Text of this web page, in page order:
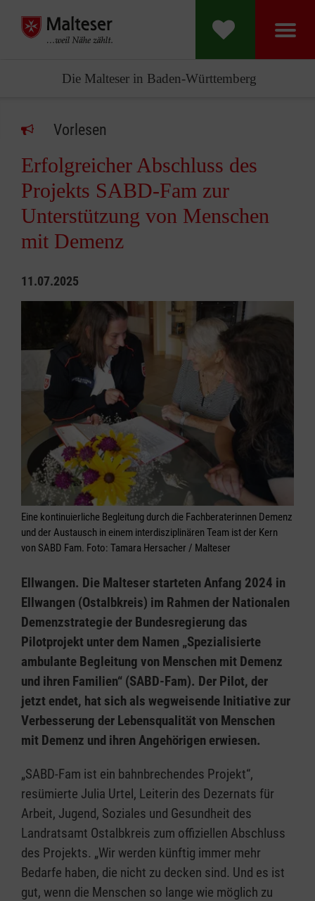
Die Malteser in Baden-Württemberg
Vorlesen
Erfolgreicher Abschluss des
Projekts SABD-Fam zur
Unterstützung von Menschen
mit Demenz
11.07.2025
Eine kontinuierliche Begleitung durch die Fachberaterinnen Demenz
und der Austausch in einem interdisziplinären Team ist der Kern
von SABD Fam. Foto: Tamara Hersacher / Malteser
Ellwangen. Die Malteser starteten Anfang 2024 in
Ellwangen (Ostalbkreis) im Rahmen der Nationalen
Demenzstrategie der Bundesregierung das
Pilotprojekt unter dem Namen „Spezialisierte
ambulante Begleitung von Menschen mit Demenz
und ihren Familien“ (SABD-Fam). Der Pilot, der
jetzt endet, hat sich als wegweisende Initiative zur
Verbesserung der Lebensqualität von Menschen
mit Demenz und ihren Angehörigen erwiesen.
„SABD-Fam ist ein bahnbrechendes Projekt“,
resümierte Julia Urtel, Leiterin des Dezernats für
Arbeit, Jugend, Soziales und Gesundheit des
Landratsamt Ostalbkreis zum offiziellen Abschluss
des Projekts. „Wir werden künftig immer mehr
Bedarfe haben, die nicht zu decken sind. Und es ist
gut, wenn die Menschen so lange wie möglich zu